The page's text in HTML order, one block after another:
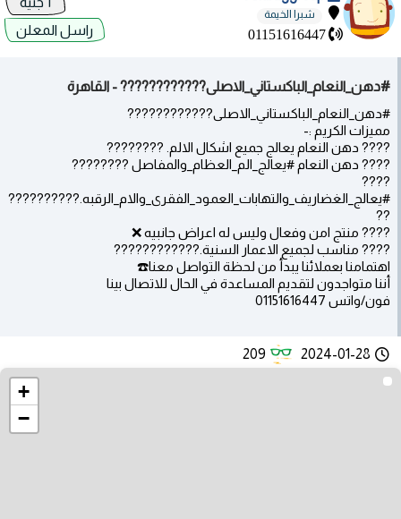
شبرا الخيمة
01151616447
راسل المعلن
#دهن_النعام_الباكستاني_الاصلى???????????? - القاهرة
#دهن_النعام_الباكستاني_الاصلى????????????
مميزات الكريم :-
???? دهن النعام يعالج جميع اشكال الالم. ????????
???? دهن النعام #يعالج_الم_العظام_والمفاصل ????????
????
#يعالج_الغضاريف_والتهابات_العمود_الفقرى_والام_الرقبه.????????‍??
??
???? منتج امن وفعال وليس له اعراض جانبيه ❌️
???? مناسب لجميع الاعمار السنية.????????????
اهتمامنا بعملائنا يبدأ من لحظة التواصل معنا☎️
أننا متواجدون لتقديم المساعدة في الحال للاتصال بينا
فون/واتس 01151616447
2024-01-28
209
+
−